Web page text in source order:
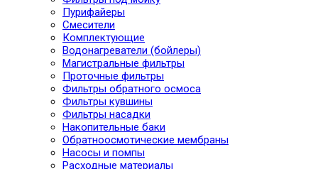
Пурифайеры
Смесители
Комплектующие
Водонагреватели (бойлеры)
Магистральные фильтры
Проточные фильтры
Фильтры обратного осмоса
Фильтры кувшины
Фильтры насадки
Накопительные баки
Обратноосмотические мембраны
Насосы и помпы
Расходные материалы